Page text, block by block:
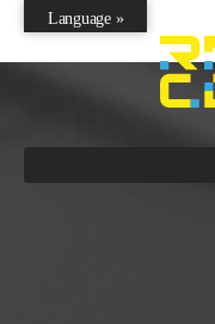
Language »